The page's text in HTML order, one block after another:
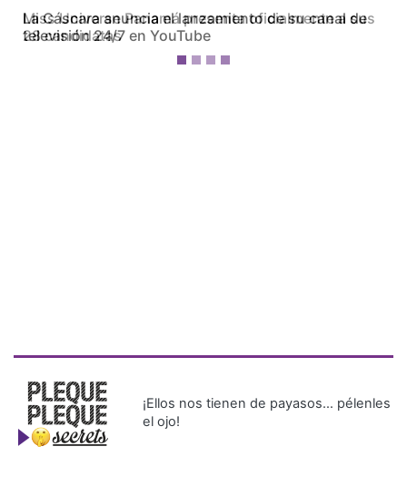
Miss Universe Panamá presenta oficialmente a sus
28 candidatas
¡Ellos nos tienen de payasos… pélenles
el ojo!